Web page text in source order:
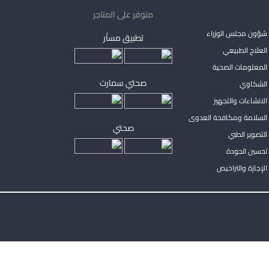
مجلس الوزراء
الطبيعي
الصحية
والتجهيز
ومكافحة العدوى
الطبي
الجودة
والتراخيص
متوفر على المتاجر
تطبيق مساْر
صحتي سمارت
صحتي